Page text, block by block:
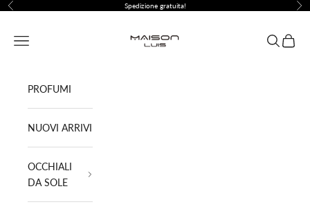
Vai al contenuto
Precedente Spedizione gratuita!
Menù
Cerca
PROFUMI
NUOVI ARRIVI
OCCHIALI
DA SOLE